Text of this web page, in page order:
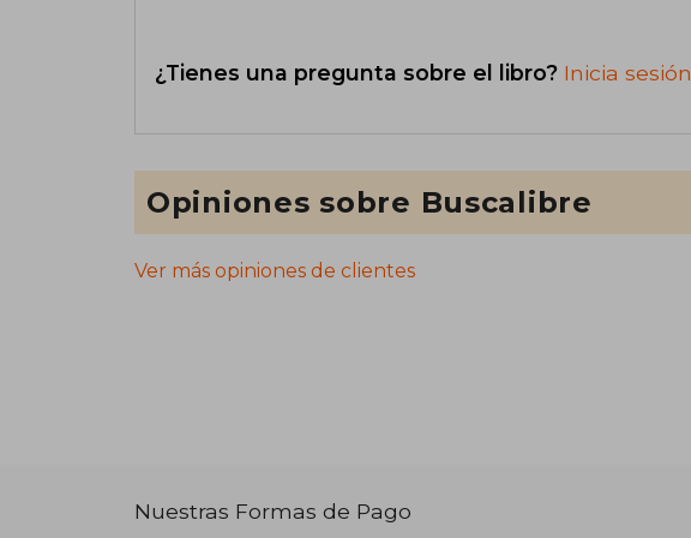
¿Tienes una pregunta sobre el libro? Inicia sesión
Opiniones sobre Buscalibre
Ver más opiniones de clientes
Nuestras Formas de Pago